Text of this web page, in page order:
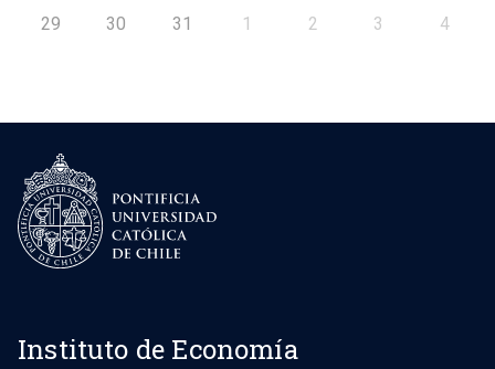
29 30 31 1 2 3 4
Instituto de Economía